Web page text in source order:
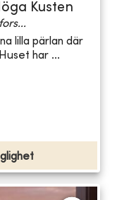
Kusten
lilla pärlan där
har ...